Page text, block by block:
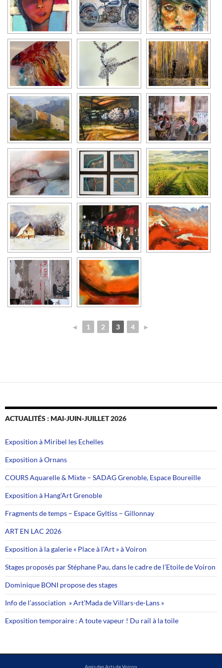
◄ 1 2 3 4 ►
ACTUALITÉS : MAI-JUIN-JUILLET 2026
Exposition à Miribel les Echelles
Exposition à Ornans
COURS Aquarelle & Mixte – SADAG Grenoble, Espace Boureille
Exposition à Hang’Art Grenoble
Fragments de temps – Espace Gyltiss – Gillonnay
ART EN LAC 2026
Exposition à la galerie « Place à l’Art » à Voiron
Stages proposés par Stéphane Pau, dans le cadre de l’Etoile de Voiron
Dominique BONI propose des stages
Info de l’association » Art’Mada de Villars-de-Lans »
Exposition temporaire : A toute vapeur ! Du rail à la toile
Amis des Arts de Voiron